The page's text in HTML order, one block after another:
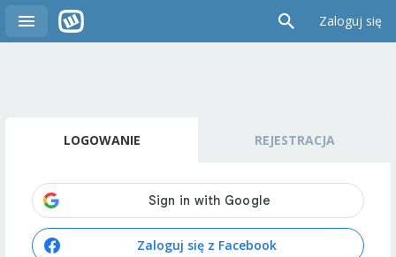
Zaloguj się
LOGOWANIE REJESTRACJA
Zaloguj się z Facebook